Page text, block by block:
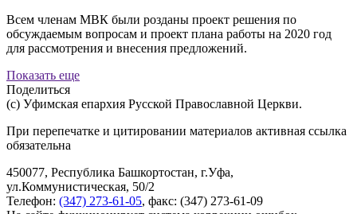
Всем членам МВК были розданы проект решения по
обсуждаемым вопросам и проект плана работы на 2020 год
для рассмотрения и внесения предложений.
Показать еще
Поделиться
(с) Уфимская епархия Русской Православной Церкви.
При перепечатке и цитировании материалов активная ссылка
обязательна
450077, Республика Башкортостан, г.Уфа,
ул.Коммунистическая, 50/2
Телефон: (347) 273-61-05, факс: (347) 273-61-09